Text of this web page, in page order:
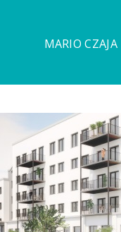
MARIO CZAJA